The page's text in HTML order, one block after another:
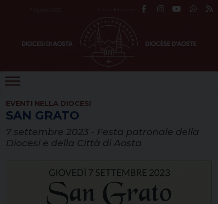
EVENTI NELLA DIOCESI
SAN GRATO
7 settembre 2023 - Festa patronale della
Diocesi e della Città di Aosta